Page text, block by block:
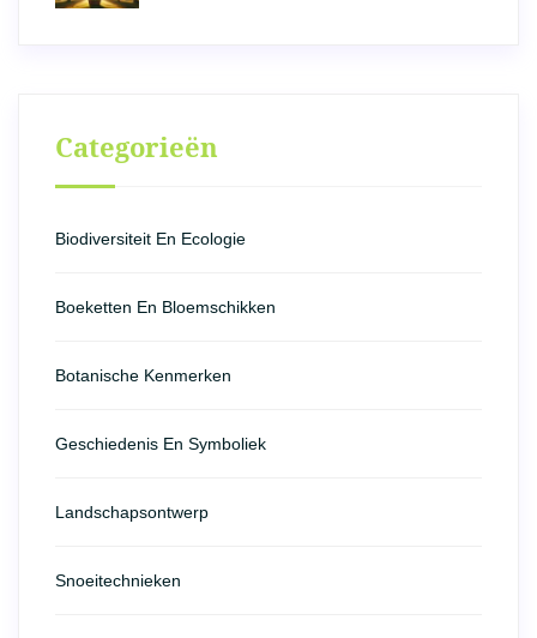
Categorieën
Biodiversiteit En Ecologie
Boeketten En Bloemschikken
Botanische Kenmerken
Geschiedenis En Symboliek
Landschapsontwerp
Snoeitechnieken